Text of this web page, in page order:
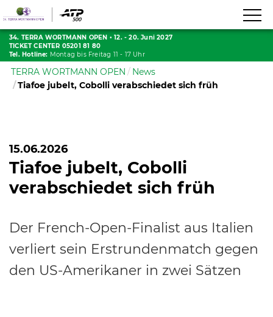
34. TERRA WORTMANN OPEN • 12. - 20. Juni 2027
TICKET CENTER 05201 81 80
Tel. Hotline: Montag bis Freitag 11 - 17 Uhr
TERRA WORTMANN OPEN
News
Tiafoe jubelt, Cobolli verabschiedet sich früh
15.06.2026
Tiafoe jubelt, Cobolli
verabschiedet sich früh
Der French-Open-Finalist aus Italien
verliert sein Erstrundenmatch gegen
den US-Amerikaner in zwei Sätzen